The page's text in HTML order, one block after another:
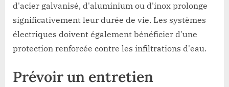
d'acier galvanisé, d'aluminium ou d'inox prolonge
significativement leur durée de vie. Les systèmes
électriques doivent également bénéficier d'une
protection renforcée contre les infiltrations d'eau.
Prévoir un entretien